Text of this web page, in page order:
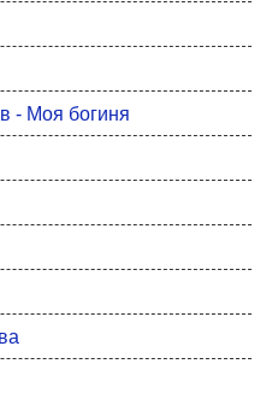
- Моя богиня